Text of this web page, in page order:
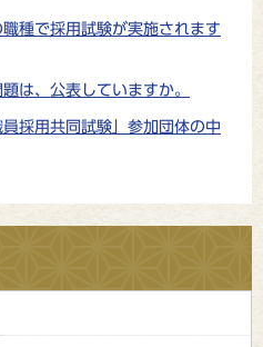
職種で採用試験が実施されます
は、公表していますか。
員採用共同試験」参加団体の中